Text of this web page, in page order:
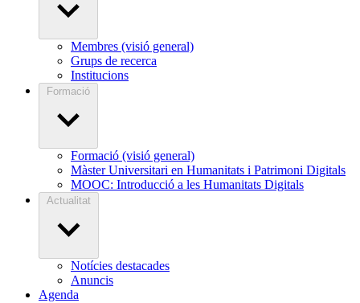
Membres (visió general)
Grups de recerca
Institucions
Formació
Formació (visió general)
Màster Universitari en Humanitats i Patrimoni Digitals
MOOC: Introducció a les Humanitats Digitals
Actualitat
Notícies destacades
Anuncis
Agenda